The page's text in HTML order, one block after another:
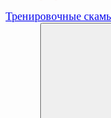
Тренировочные